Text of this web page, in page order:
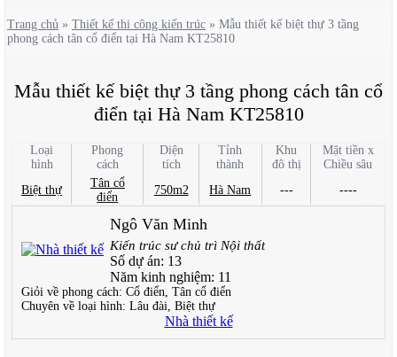
Trang chủ » Thiết kế thi công kiến trúc » Mẫu thiết kế biệt thự 3 tầng
phong cách tân cổ điển tại Hà Nam KT25810
Mẫu thiết kế biệt thự 3 tầng phong cách tân cổ
điển tại Hà Nam KT25810
Loại
hình
Biệt thự
Phong
cách
Tân cổ
điển
Diện
tích
750m2
Tỉnh
thành
Hà Nam
Khu
đô thị
---
Mặt tiền x
Chiều sâu
----
Ngô Văn Minh
Kiến trúc sư chủ trì Nội thất
Số dự án: 13
Năm kinh nghiệm: 11
Giỏi về phong cách: Cổ điển, Tân cổ điển
Chuyên về loại hình: Lâu đài, Biệt thự
Nhà thiết kế